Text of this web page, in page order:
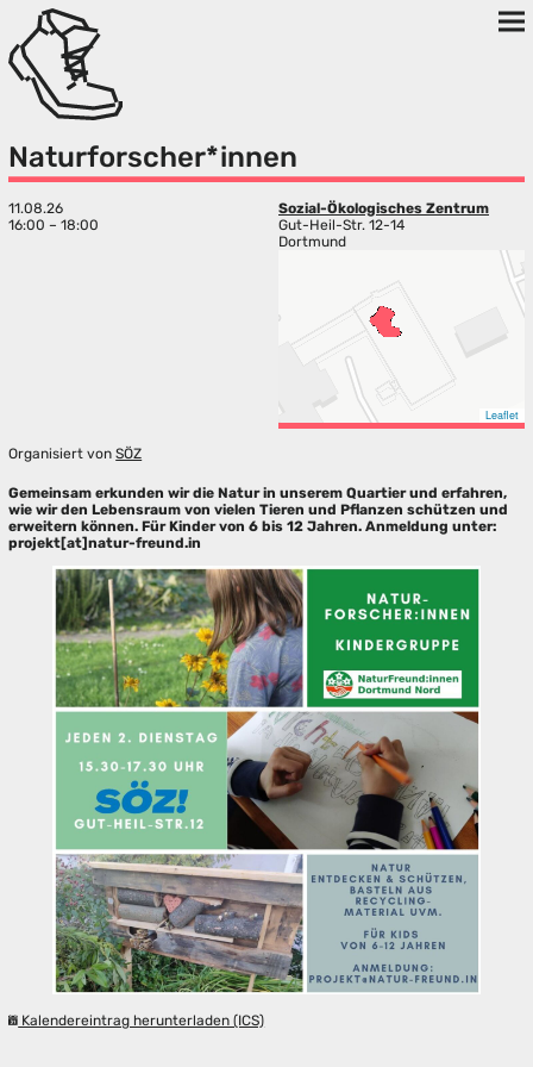
Naturforscher*innen
11.08.26
16:00 – 18:00
Sozial-Ökologisches Zentrum
Gut-Heil-Str. 12-14
Dortmund
Leaflet
Organisiert vonSÖZ
Gemeinsam erkunden wir die Natur in unserem Quartier und erfahren,
wie wir den Lebensraum von vielen Tieren und Pflanzen schützen und
erweitern können. Für Kinder von 6 bis 12 Jahren. Anmeldung unter:
projekt[at]natur-freund.in
Kalendereintrag herunterladen (ICS)